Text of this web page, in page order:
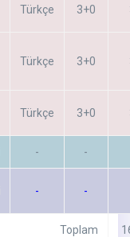
Türkçe 3+0
Türkçe 3+0
Türkçe 3+0
- -
- -
Toplam